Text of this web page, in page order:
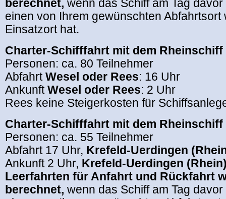
berechnet, wenn das Schiff am Tag
einen von Ihrem gewünschten Abfahrtsort
Einsatzort hat.
Charter-Schifffahrt mit dem Rheinschiff
Personen: ca. 80 Teilnehmer
Abfahrt Wesel oder Rees: 16 Uhr
Ankunft Wesel oder Rees: 2 Uhr
Rees keine Steigerkosten für
Charter-Schifffahrt mit dem Rheinschiff
Personen: ca. 55 Teilnehmer
Abfahrt 17 Uhr, Krefeld-Uerdingen
Ankunft 2 Uhr, Krefeld-Uerdingen
Leerfahrten für Anfahrt und Rückfahrt
berechnet, wenn das Schiff am Tag